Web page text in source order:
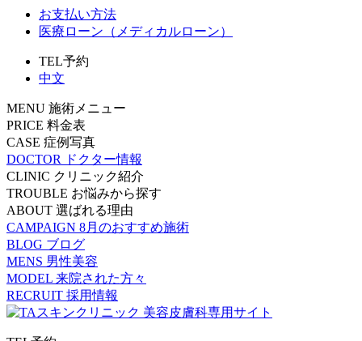
お支払い方法
医療ローン（メディカルローン）
TEL予約
中文
MENU 施術メニュー
PRICE 料金表
CASE 症例写真
DOCTOR
ドクター情報
CLINIC クリニック紹介
TROUBLE お悩みから探す
ABOUT 選ばれる理由
CAMPAIGN 8月のおすすめ施術
BLOG ブログ
MENS 男性美容
MODEL 来院された方々
RECRUIT 採用情報